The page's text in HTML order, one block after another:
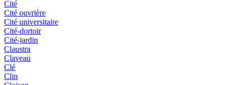
Cité
Cité ouvrière
Cité universitaire
Cité-dortoir
Cité-jardin
Claustra
Claveau
Clé
Clin